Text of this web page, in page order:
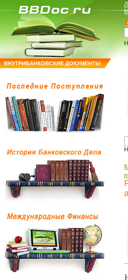
ВНУТРИБАНКОВСКИЕ ДОКУМЕНТЫ